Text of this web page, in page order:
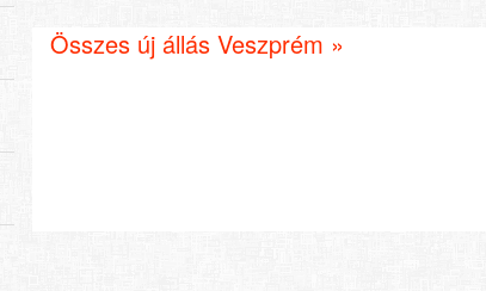
Összes új állás Veszprém »